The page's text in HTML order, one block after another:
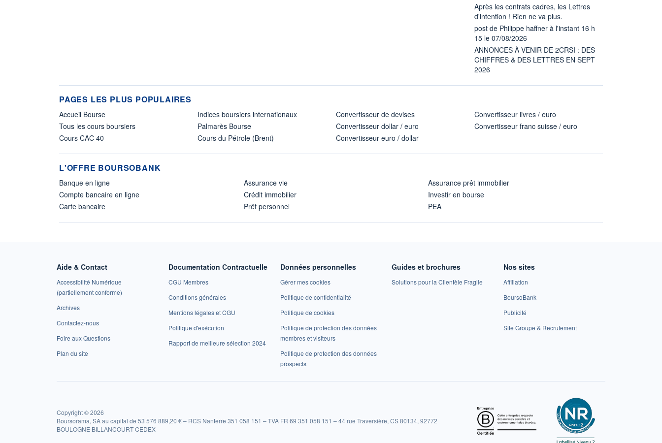
Après les contrats cadres, les Lettres
d'intention ! Rien ne va plus.
post de Philippe haffner à l'instant 16 h
15 le 07/08/2026
ANNONCES À VENIR DE 2CRSI : DES
CHIFFRES & DES LETTRES EN SEPT
2026
PAGES LES PLUS POPULAIRES
Accueil Bourse
Tous les cours boursiers
Cours CAC 40
Indices boursiers internationaux
Palmarès Bourse
Cours du Pétrole (Brent)
Convertisseur de devises
Convertisseur dollar / euro
Convertisseur euro / dollar
Convertisseur livres / euro
Convertisseur franc suisse / euro
L'OFFRE BOURSOBANK
Banque en ligne
Compte bancaire en ligne
Carte bancaire
Assurance vie
Crédit immobilier
Prêt personnel
Assurance prêt immobilier
Investir en bourse
PEA
Aide & Contact
Accessibilité Numérique
(partiellement conforme)
Archives
Contactez-nous
Foire aux Questions
Plan du site
Documentation Contractuelle
CGU Membres
Conditions générales
Mentions légales et CGU
Politique d'exécution
Rapport de meilleure sélection 2024
Données personnelles
Gérer mes cookies
Politique de confidentialité
Politique de cookies
Politique de protection des données
membres et visiteurs
Politique de protection des données
prospects
Guides et brochures
Solutions pour la Clientèle Fragile
Nos sites
Affiliation
BoursoBank
Publicité
Site Groupe & Recrutement
Copyright © 2026
Boursorama, SA au capital de 53 576 889,20 € – RCS Nanterre 351 058 151 – TVA FR 69 351 058 151 – 44 rue Traversière, CS 80134, 92772
BOULOGNE BILLANCOURT CEDEX